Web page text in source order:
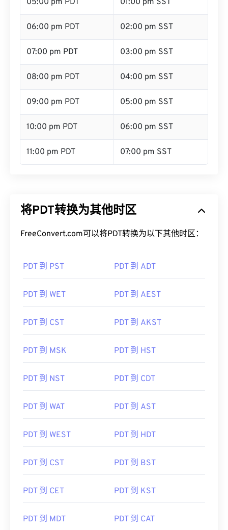
05:00 pm PDT 01:00 pm SST
06:00 pm PDT 02:00 pm SST
07:00 pm PDT 03:00 pm SST
08:00 pm PDT 04:00 pm SST
09:00 pm PDT 05:00 pm SST
10:00 pm PDT 06:00 pm SST
11:00 pm PDT 07:00 pm SST
将PDT转换为其他时区
FreeConvert.com可以将PDT转换为以下其他时区：
PDT 到 PST PDT 到 ADT
PDT 到 WET PDT 到 AEST
PDT 到 CST PDT 到 AKST
PDT 到 MSK PDT 到 HST
PDT 到 NST PDT 到 CDT
PDT 到 WAT PDT 到 AST
PDT 到 WEST PDT 到 HDT
PDT 到 CST PDT 到 BST
PDT 到 CET PDT 到 KST
PDT 到 MDT PDT 到 CAT